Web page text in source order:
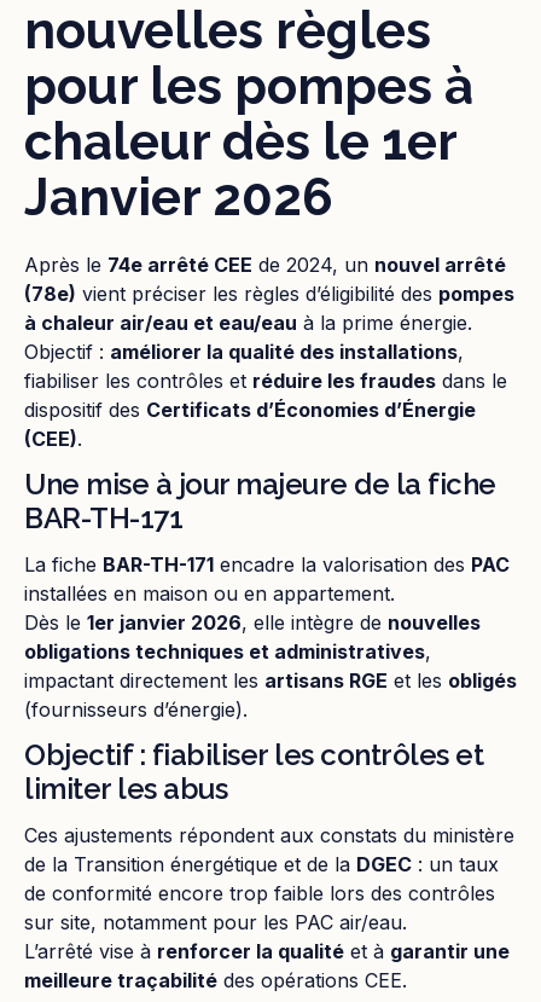
nouvelles règles
pour les pompes à
chaleur dès le 1er
Janvier 2026
Après le 74e arrêté CEE de 2024, un nouvel arrêté
(78e) vient préciser les règles d’éligibilité des pompes
à chaleur air/eau et eau/eau à la prime énergie.
Objectif : améliorer la qualité des installations,
fiabiliser les contrôles et réduire les fraudes dans le
dispositif des Certificats d’Économies d’Énergie
(CEE).
Une mise à jour majeure de la fiche
BAR-TH-171
La fiche BAR-TH-171 encadre la valorisation des PAC
installées en maison ou en appartement.
Dès le 1er janvier 2026, elle intègre de nouvelles
obligations techniques et administratives,
impactant directement les artisans RGE et les obligés
(fournisseurs d’énergie).
Objectif : fiabiliser les contrôles et
limiter les abus
Ces ajustements répondent aux constats du ministère
de la Transition énergétique et de la DGEC : un taux
de conformité encore trop faible lors des contrôles
sur site, notamment pour les PAC air/eau.
L’arrêté vise à renforcer la qualité et à garantir une
meilleure traçabilité des opérations CEE.